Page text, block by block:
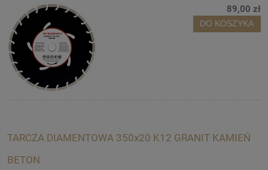
89,00 zł
DO KOSZYKA
TARCZA DIAMENTOWA 350x20 K12 GRANIT KAMIEŃ
BETON